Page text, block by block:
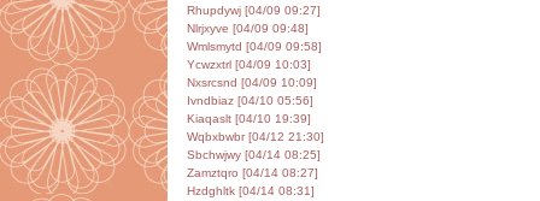
Rhupdywj [04/09 09:27]
Nlrjxyve [04/09 09:48]
Wmlsmytd [04/09 09:58]
Ycwzxtrl [04/09 10:03]
Nxsrcsnd [04/09 10:09]
Ivndbiaz [04/10 05:56]
Kiaqaslt [04/10 19:39]
Wqbxbwbr [04/12 21:30]
Sbchwjwy [04/14 08:25]
Zamztqro [04/14 08:27]
Hzdghltk [04/14 08:31]